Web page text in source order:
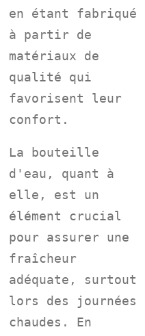
en étant fabriqué
à partir de
matériaux de
qualité qui
favorisent leur
confort.
La bouteille
d'eau, quant à
elle, est un
élément crucial
pour assurer une
fraîcheur
adéquate, surtout
lors des journées
chaudes. En